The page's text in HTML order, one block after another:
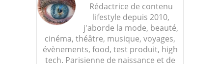
Rédactrice de contenu
lifestyle depuis 2010,
j'aborde la mode, beauté,
cinéma, théâtre, musique, voyages,
évènements, food, test produit, high
tech. Parisienne de naissance et de